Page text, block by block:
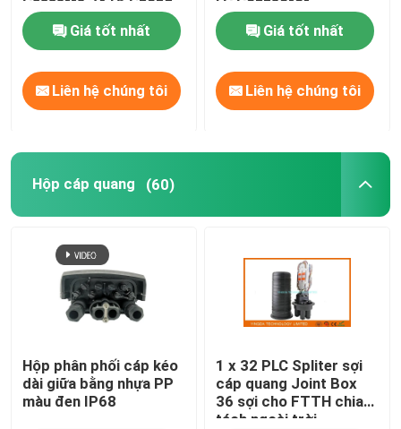
cháy
Giá tốt nhất
Liên hệ chúng tôi
Giá tốt nhất
Liên hệ chúng tôi
Hộp cáp quang (60)
Hộp phân phối cáp kéo
dài giữa bằng nhựa PP
màu đen IP68
1 x 32 PLC Spliter sợi
cáp quang Joint Box
36 sợi cho FTTH chia
tách ngoài trời